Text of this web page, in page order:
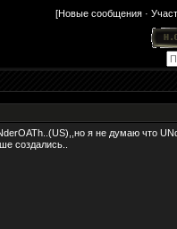
[Новые сообщения ·
я не думаю что
создались..